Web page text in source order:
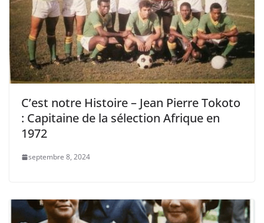
C’est notre Histoire – Jean Pierre Tokoto
: Capitaine de la sélection Afrique en
1972
septembre 8, 2024